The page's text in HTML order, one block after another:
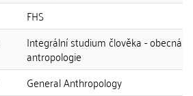
FHS
Integrální studium člověka - obecná
antropologie
General Anthropology